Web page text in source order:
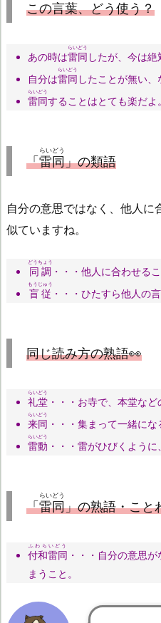
この言葉、どう使う？
あの時は雷同
らいどう
したが、今は絶
自分は雷同
らいどう
したことが無い
雷同
らいどう
することはとても楽だよ。
「雷同
らいどう
」の類語
自分の意思ではなく、他人
似ていますね。
同調
どうちょう
・・・他人に合わせる
盲従
もうじゅう
・・・ひたすら他人の
同じ読み方の熟語👀
礼堂
らいどう
・・・お寺で、本堂な
来同
らいどう
・・・集まって一緒にな
雷動
らいどう
・・・雷がひびくように
「雷同
らいどう
」の熟語・こと
付和雷同
ふわらいどう
・・・自分の意思
まうこと。